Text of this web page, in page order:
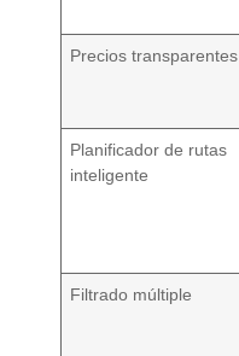
Precios transparentes
Planificador de rutas
inteligente
Filtrado múltiple